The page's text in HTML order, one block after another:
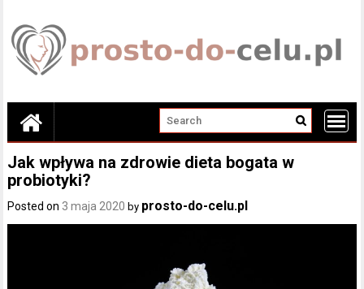
content
Jak wpływa na zdrowie dieta bogata w
probiotyki?
Posted on 3 maja 2020 by prosto-do-celu.pl